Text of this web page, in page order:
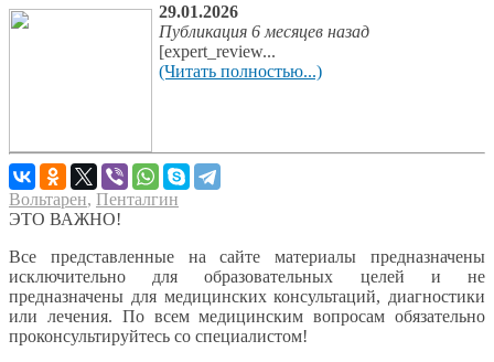
29.01.2026
Публикация 6 месяцев назад
[expert_review...
(Читать полностью...)
Вольтарен, Пенталгин
ЭТО ВАЖНО!
Все представленные на сайте материалы предназначены
исключительно для образовательных целей и не
предназначены для медицинских консультаций, диагностики
или лечения. По всем медицинским вопросам обязательно
проконсультируйтесь со специалистом!